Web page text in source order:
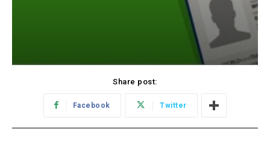
Share post:
Facebook Twitter